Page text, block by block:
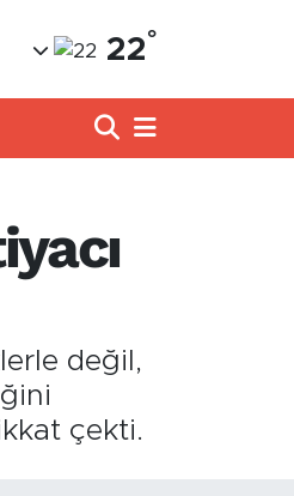
22°
değil,
çekti.